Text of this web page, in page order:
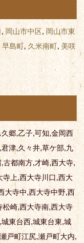
,岡山市中区,岡山市東
早島町,久米南町, 美咲
郷,乙子,可知,金岡西
津,久々井,草ケ部,九
古都南方,才崎,西大寺,
上,西大寺川口,西大
大寺中,西大寺中野,西
松崎,西大寺南,西大寺
東台西,城東台東,城
戸町江尻,瀬戸町大内,